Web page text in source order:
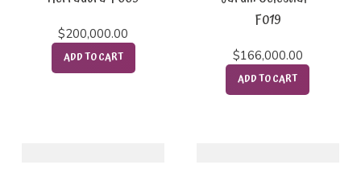
$200,000.00
ADD TO CART
F019
$166,000.00
ADD TO CART